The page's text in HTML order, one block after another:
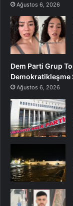
Ağustos 6, 2026
Dem Parti Grup
Demokratikleşme
Ağustos 6, 2026